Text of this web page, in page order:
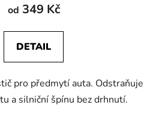
od 349 Kč
DETAIL
pro předmytí auta. Odstraňuje
a silniční špínu bez drhnutí.